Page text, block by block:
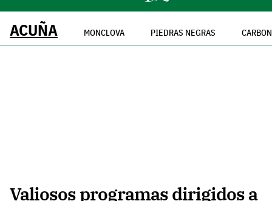
ACUÑA MONCLOVA PIEDRAS NEGRAS
Valiosos programas dirigidos a